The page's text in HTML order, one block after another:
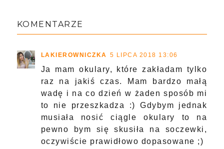
KOMENTARZE
LAKIEROWNICZKA 5 LIPCA 2018 13:06
Ja mam okulary, które zakładam tylko
raz na jakiś czas. Mam bardzo małą
wadę i na co dzień w żaden sposób mi
to nie przeszkadza :) Gdybym jednak
musiała nosić ciągle okulary to na
pewno bym się skusiła na soczewki,
oczywiście prawidłowo dopasowane ;)